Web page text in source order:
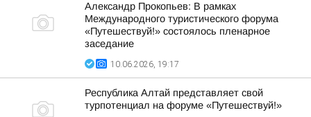
Александр Прокопьев: В рамках
Международного туристического форума
«Путешествуй!» состоялось пленарное
заседание
10.06.2026, 19:17
Республика Алтай представляет свой
турпотенциал на форуме «Путешествуй!»